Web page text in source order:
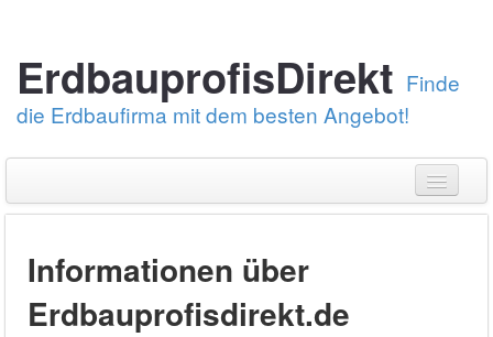
ErdbauprofisDirekt Finde
die Erdbaufirma mit dem besten Angebot!
Erstelle eine Angebotsanfrage
Über uns
Erdarbeiten
Informationen über
Erdbauprofisdirekt.de